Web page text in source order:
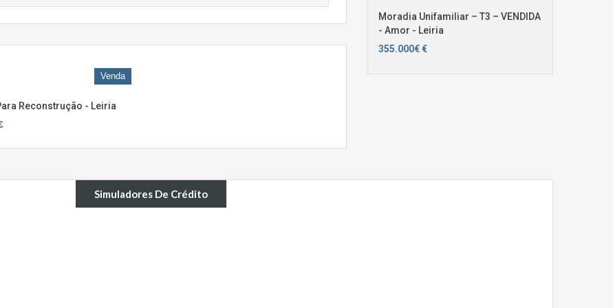
Venda
Reconstrução - Leiria
Moradia Unifamiliar – T3 – VENDIDA
- Amor - Leiria
355.000€ €
Simuladores De Crédito